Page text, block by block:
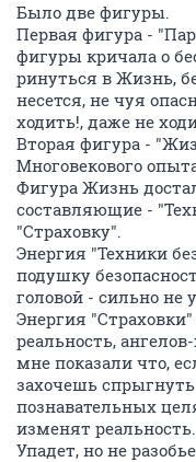
Было две фигуры.
Первая фигура -
фигуры кричала о
ринуться в Жизнь,
несется, не чуя
ходить!, даже не
Вторая фигура -
Многовекового
Фигура Жизнь
составляющие -
"Страховку".
Энергия "Техники
подушку
головой - сильно не
Энергия
реальность,
мне показали что,
захочешь
познавательных
изменят
Упадет, но не